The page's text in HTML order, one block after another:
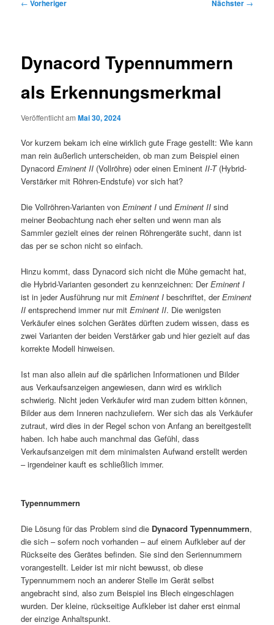
← Vorheriger Nächster →
Dynacord Typennummern
als Erkennungsmerkmal
Veröffentlicht amMai 30, 2024
Vor kurzem bekam ich eine wirklich gute Frage gestellt: Wie kann
man rein äußerlich unterscheiden, ob man zum Beispiel einen
DynacordEminent II (Vollröhre) oder einen EminentII-T(Hybrid-
Verstärker mit Röhren-Endstufe) vor sich hat?
Die Vollröhren-Varianten vonEminent IundEminent IIsind
meiner Beobachtung nach eher selten und wenn man als
Sammler gezielt eines der reinen Röhrengeräte sucht, dann ist
das per se schon nicht so einfach.
Hinzu kommt, dass Dynacord sich nicht die Mühe gemacht hat,
die Hybrid-Varianten gesondert zu kennzeichnen: DerEminent I
ist in jeder Ausführung nur mitEminent Ibeschriftet, derEminent
II entsprechend immer nur mitEminent II. Die wenigsten
Verkäufer eines solchen Gerätes dürften zudem wissen, dass es
zwei Varianten der beiden Verstärker gab und hier gezielt auf das
korrekte Modell hinweisen.
Ist man also allein auf die spärlichen Informationen und Bilder
aus Verkaufsanzeigen angewiesen, dann wird es wirklich
schwierig. Nicht jeden Verkäufer wird man zudem bitten können,
Bilder aus dem Inneren nachzuliefern. Wer sich das als Verkäufer
zutraut, wird dies in der Regel schon von Anfang an bereitgestellt
haben. Ich habe auch manchmal das Gefühl, dass
Verkaufsanzeigen mit dem minimalsten Aufwand erstellt werden
– irgendeiner kauft es schließlich immer.
Typennummern
Die Lösung für das Problem sind die Dynacord Typennummern,
die sich – sofern noch vorhanden – auf einem Aufkleber auf der
Rückseite des Gerätes befinden. Sie sind den Seriennummern
vorangestellt. Leider ist mir nicht bewusst, ob diese
Typennummern noch an anderer Stelle im Gerät selbst
angebracht sind, also zum Beispiel ins Blech eingeschlagen
wurden. Der kleine, rückseitige Aufkleber ist daher erst einmal
der einzige Anhaltspunkt.